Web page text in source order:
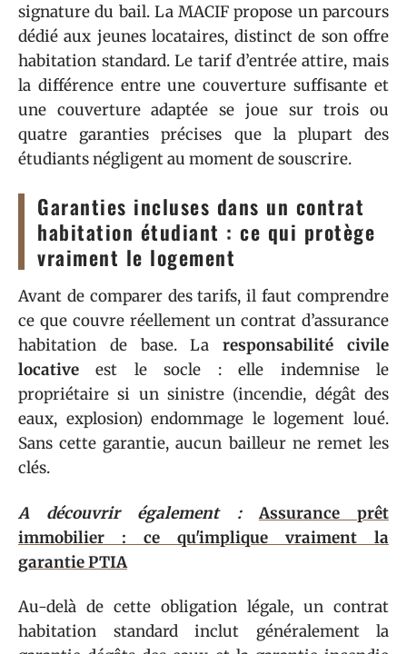
signature du bail. La MACIF propose un parcours
dédié aux jeunes locataires, distinct de son offre
habitation standard. Le tarif d’entrée attire, mais
la différence entre une couverture suffisante et
une couverture adaptée se joue sur trois ou
quatre garanties précises que la plupart des
étudiants négligent au moment de souscrire.
Garanties incluses dans un contrat
habitation étudiant : ce qui protège
vraiment le logement
Avant de comparer des tarifs, il faut comprendre
ce que couvre réellement un contrat d’assurance
habitation de base. Laresponsabilité civile
locative est le socle : elle indemnise le
propriétaire si un sinistre (incendie, dégât des
eaux, explosion) endommage le logement loué.
Sans cette garantie, aucun bailleur ne remet les
clés.
A découvrir également :
Assurance prêt
immobilier : ce qu'implique vraiment la
garantie PTIA
Au-delà de cette obligation légale, un contrat
habitation standard inclut généralement la